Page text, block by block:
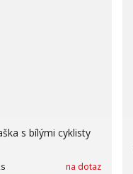
s bílými cyklisty
na dotaz